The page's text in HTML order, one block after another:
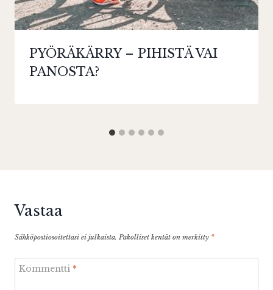
PYÖRÄKÄRRY – PIHISTÄ VAI
PANOSTA?
Vastaa
Sähköpostiosoitettasi ei julkaista. Pakolliset kentät on merkitty *
Kommentti *